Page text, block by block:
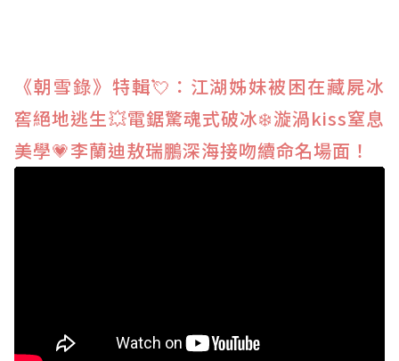
《朝雪錄》特輯💘：江湖姊妹被困在藏屍冰
窖絕地逃生💥電鋸驚魂式破冰❄️漩渦kiss窒息
美學💗李蘭迪敖瑞鵬深海接吻續命名場面！